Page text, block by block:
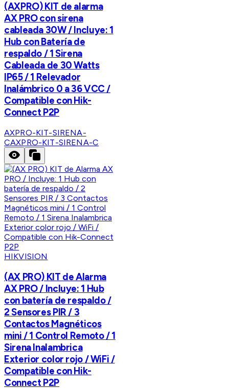
(AXPRO) KIT de alarma
AX PRO con sirena
cableada 30W / Incluye: 1
Hub con Batería de
respaldo / 1 Sirena
Cableada de 30 Watts
IP65 / 1 Relevador
Inalámbrico 0 a 36 VCC /
Compatible con Hik-
Connect P2P
AXPRO-KIT-SIRENA-
CAXPRO-KIT-SIRENA-C
HIKVISION
(AX PRO) KIT de Alarma
AX PRO / Incluye: 1 Hub
con batería de respaldo /
2 Sensores PIR / 3
Contactos Magnéticos
mini / 1 Control Remoto / 1
Sirena Inalambrica
Exterior color rojo / WiFi /
Compatible con Hik-
Connect P2P